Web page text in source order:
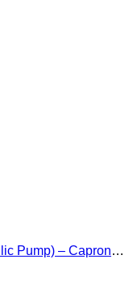
Pump) – Caproni